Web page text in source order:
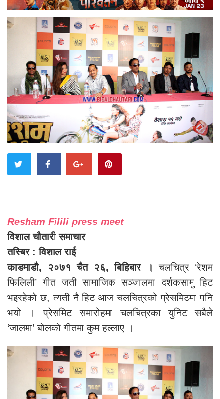
Resham Filili press meet
विशाल चौतारी समाचार
तस्बिर : विशाल राई
काडमाडौ, २०७१ चैत २६, बिहिबार । चलचित्र ‘रेशम
फिलिली’ गीत जती सामाजिक सञ्जालमा दर्शकसामु हिट
भइरहेको छ, त्यती नै हिट आज चलचित्रको प्रेसमिटमा पनि
भयो । प्रेसमिट समारोहमा चलचित्रका युनिट सबैले
‘जालमा’ बोलको गीतमा कुम हल्लाए ।